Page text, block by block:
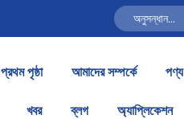
প্রথম পৃষ্ঠা আমাদের সম্পর্কে পণ্য
খবর ব্লগ অ্যাপ্লিকেশন